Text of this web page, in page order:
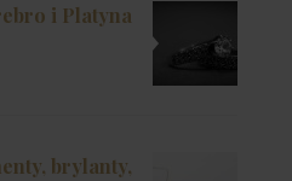
i Platyna
brylanty,